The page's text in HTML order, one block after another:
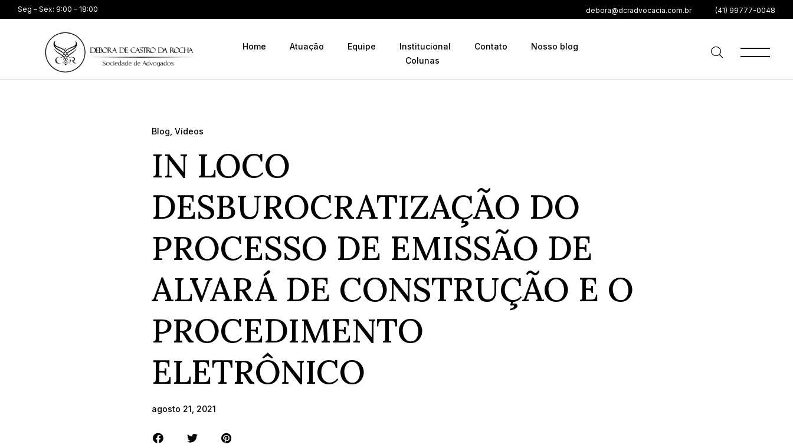
Seg – Sex: 9:00 – 18:00 debora@dcradvocacia.com.br (41) 99777-0048
Home Atuação Equipe Institucional Contato
Nosso blog
Colunas
Blog Vídeos
IN LOCO
DESBUROCRATIZAÇÃO DO
PROCESSO DE EMISSÃO DE
ALVARÁ DE CONSTRUÇÃO E O
PROCEDIMENTO
ELETRÔNICO
agosto 21, 2021